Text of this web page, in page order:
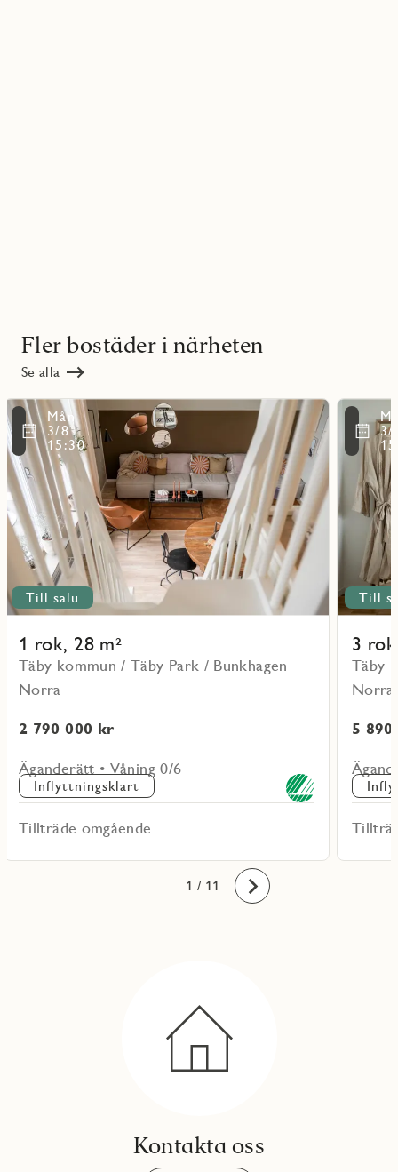
Fler bostäder i närheten
Se alla
Till salu
1 rok, 28 m²
Täby kommun / Täby Park / Bunkhagen
Norra
2 790 000 kr
Äganderätt • Våning 0/6
Inflyttningsklart
Tillträde omgående
Mån
3/8
15:30
Läs
mer
om
objekt
11001
Till
3
Täby
Norra
5
3/
Läs
mer
objekt
21105
1
2
3
4
5
6
7
8
9
10
11 / 11 Framåt
Kontakta oss